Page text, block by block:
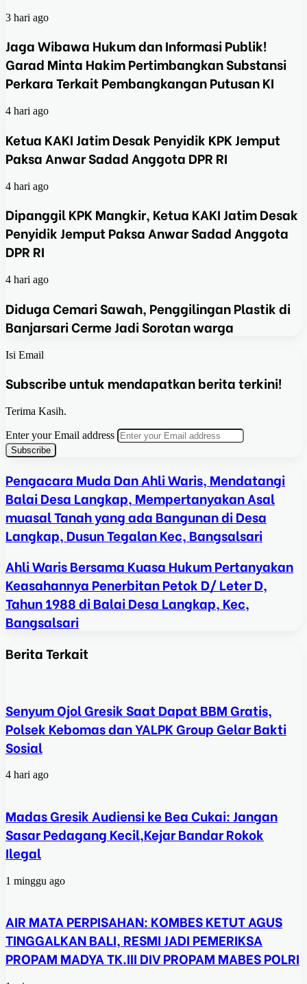
3 hari ago
Jaga Wibawa Hukum dan Informasi Publik!
Garad Minta Hakim Pertimbangkan Substansi
Perkara Terkait Pembangkangan Putusan KI
4 hari ago
Ketua KAKI Jatim Desak Penyidik KPK Jemput
Paksa Anwar Sadad Anggota DPR RI
4 hari ago
Dipanggil KPK Mangkir, Ketua KAKI Jatim Desak
Penyidik Jemput Paksa Anwar Sadad Anggota
DPR RI
4 hari ago
Diduga Cemari Sawah, Penggilingan Plastik di
Banjarsari Cerme Jadi Sorotan warga
Isi Email
Subscribe untuk mendapatkan berita terkini!
Terima Kasih.
Enter your Email address
Pengacara Muda Dan Ahli Waris, Mendatangi
Balai Desa Langkap, Mempertanyakan Asal
muasal Tanah yang ada Bangunan di Desa
Langkap, Dusun Tegalan Kec, Bangsalsari
Ahli Waris Bersama Kuasa Hukum Pertanyakan
Keasahannya Penerbitan Petok D/ Leter D,
Tahun 1988 di Balai Desa Langkap, Kec,
Bangsalsari
Berita Terkait
Senyum Ojol Gresik Saat Dapat BBM Gratis,
Polsek Kebomas dan YALPK Group Gelar Bakti
Sosial
4 hari ago
Madas Gresik Audiensi ke Bea Cukai: Jangan
Sasar Pedagang Kecil,Kejar Bandar Rokok
Ilegal
1 minggu ago
AIR MATA PERPISAHAN: KOMBES KETUT AGUS
TINGGALKAN BALI, RESMI JADI PEMERIKSA
PROPAM MADYA TK.III DIV PROPAM MABES POLRI